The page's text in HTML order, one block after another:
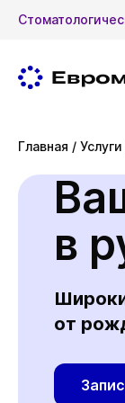
Главная / Услуги
в
от